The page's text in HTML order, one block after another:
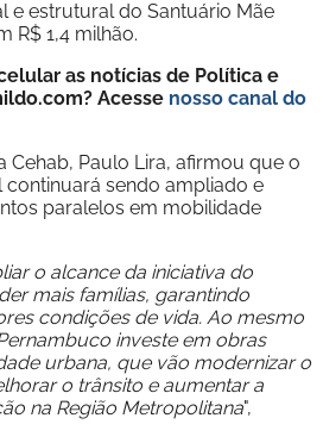
e estrutural do Santuário Mãe
R$ 1,4 milhão.
as notícias de Política e
Acesse nosso canal do
Cehab, Paulo Lira, afirmou que o
sendo ampliado e
paralelos em mobilidade
o alcance da iniciativa do
mais famílias, garantindo
condições de vida. Ao mesmo
investe em obras
urbana, que vão modernizar o
o trânsito e aumentar a
na Região Metropolitana",